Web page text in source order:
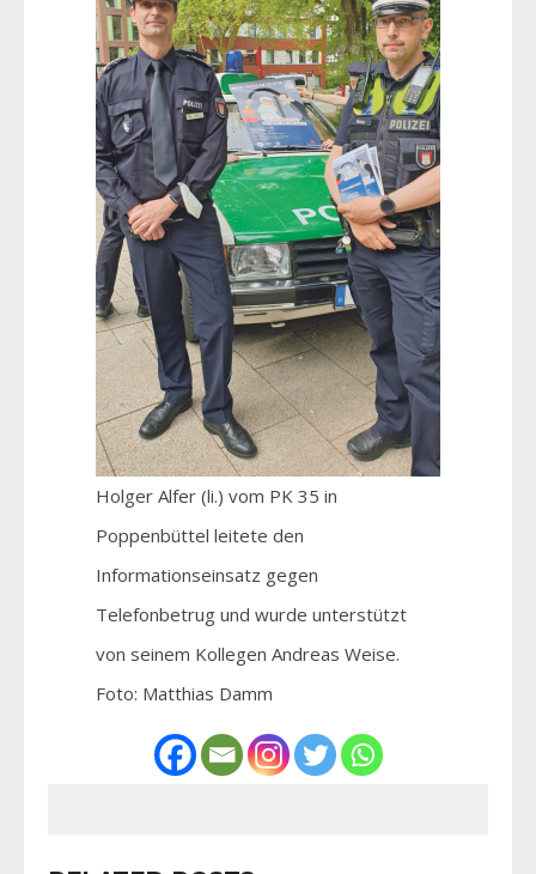
Holger Alfer (li.) vom PK 35 in
Poppenbüttel leitete den
Informationseinsatz gegen
Telefonbetrug und wurde unterstützt
von seinem Kollegen Andreas Weise.
Foto: Matthias Damm